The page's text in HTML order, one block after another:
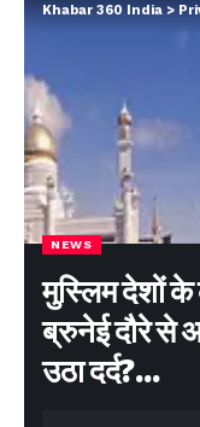
Khabar 360 India >
NEWS
मुस्लिम देशों के
ब्रुनेई दौरे से
उठा दर्द?…